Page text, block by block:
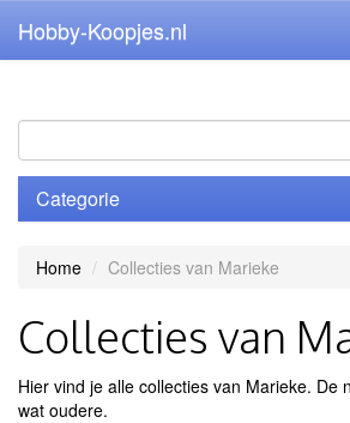
Hobby-Koopjes.nl
Categorie
Home Collecties van Marieke
Collecties van
Hier vind je alle collecties van Marieke. De
wat oudere.